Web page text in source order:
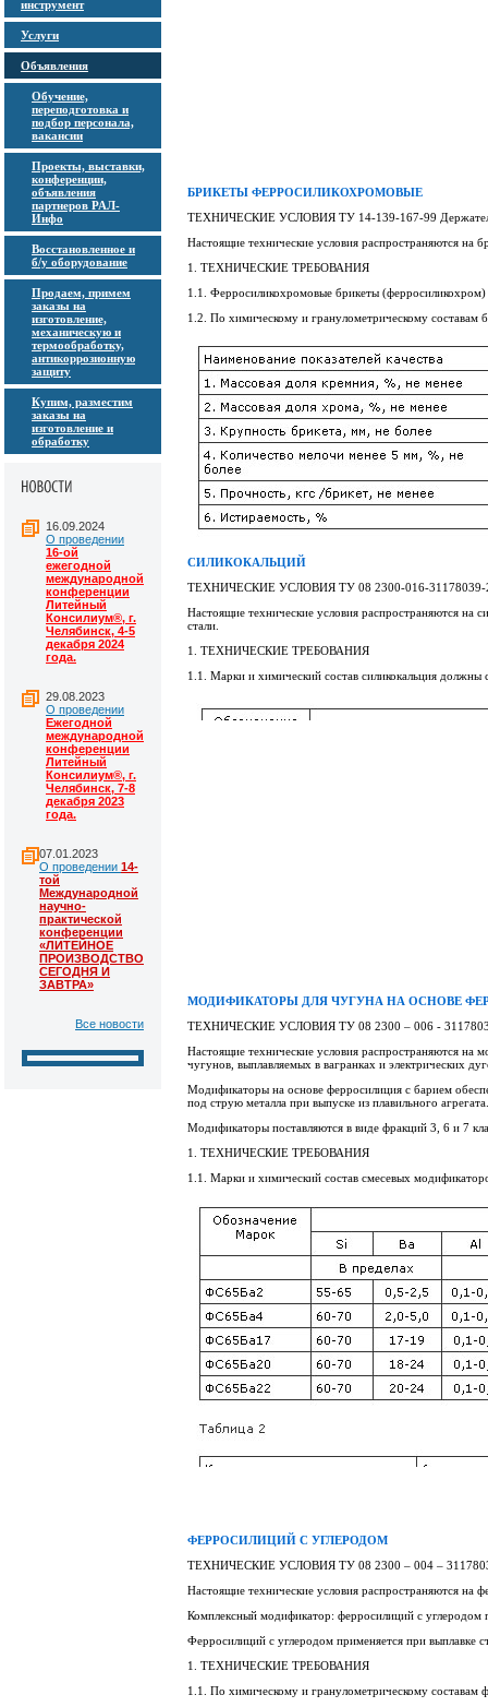
инструмент
Услуги
Объявления
Обучение,
переподготовка и
подбор персонала,
вакансии
Проекты, выставки,
конференции,
объявления
партнеров РАЛ-
Инфо
Восстановленное и
б/у оборудование
Продаем, примем
заказы на
изготовление,
механическую и
термообработку,
антикоррозионную
защиту
Купим, разместим
заказы на
изготовление и
обработку
16.09.2024
О проведении
16-ой
ежегодной
международной
конференции
Литейный
Консилиум®, г.
Челябинск, 4-5
декабря 2024
года.
29.08.2023
О проведении
Ежегодной
международной
конференции
Литейный
Консилиум®, г.
Челябинск, 7-8
декабря 2023
года.
07.01.2023
О проведении 14-
той
Международной
научно-
практической
конференции
«ЛИТЕЙНОЕ
ПРОИЗВОДСТВО
СЕГОДНЯ И
ЗАВТРА»
Все новости
БРИКЕТЫ ФЕРРОСИЛИКОХРОМОВЫЕ
ТЕХНИЧЕСКИЕ УСЛОВИЯ ТУ 14-139-167-99
Настоящие технические условия распространяются на
1. ТЕХНИЧЕСКИЕ ТРЕБОВАНИЯ
1.1. Ферросиликохромовые брикеты
1.2. По химическому и гранулометрическому составам
СИЛИКОКАЛЬЦИЙ
ТЕХНИЧЕСКИЕ УСЛОВИЯ ТУ 08 2300-016-31178039-
Настоящие технические условия распространяются на
стали.
1. ТЕХНИЧЕСКИЕ ТРЕБОВАНИЯ
1.1. Марки и химический состав силикокальция должны
МОДИФИКАТОРЫ ДЛЯ ЧУГУНА НА ОСНОВЕ
ТЕХНИЧЕСКИЕ УСЛОВИЯ ТУ 08 2300 – 006 -
Настоящие технические условия распространяются
чугунов, выплавляемых в вагранках и электрических
Модификаторы на основе ферросилиция с барием
под струю металла при выпуске из плавильного агрегата.
Модификаторы поставляются в виде фракций 3, 6 и 7
1. ТЕХНИЧЕСКИЕ ТРЕБОВАНИЯ
1.1. Марки и химический состав смесевых
ФЕРРОСИЛИЦИЙ С УГЛЕРОДОМ
ТЕХНИЧЕСКИЕ УСЛОВИЯ ТУ 08 2300 – 004 –
Настоящие технические условия распространяются на
Комплексный модификатор: ферросилиций с углеродом
Ферросилиций с углеродом применяется при выплавке
1. ТЕХНИЧЕСКИЕ ТРЕБОВАНИЯ
1.1. По химическому и гранулометрическому составам